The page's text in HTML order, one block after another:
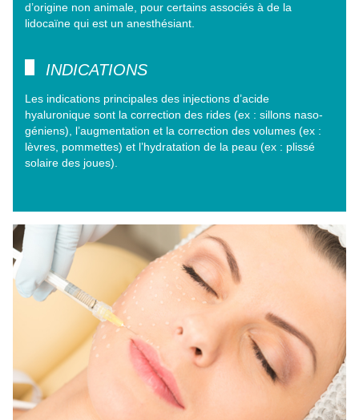
d’origine non animale, pour certains associés à de la
lidocaïne qui est un anesthésiant.
INDICATIONS
Les indications principales des injections d’acide
hyaluronique sont la correction des rides (ex : sillons naso-
géniens), l’augmentation et la correction des volumes (ex :
lèvres, pommettes) et l’hydratation de la peau (ex : plissé
solaire des joues).